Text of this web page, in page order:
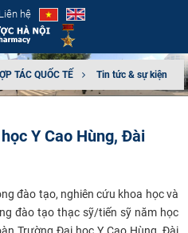
Liên hệ
TÁC QUỐC TẾ Tin tức & sự kiện
Y Cao Hùng, Đài
đào tạo, nghiên cứu khoa học và
đào tạo thạc sỹ/tiến sỹ năm học
Trường Đại học Y Cao Hùng, Đài